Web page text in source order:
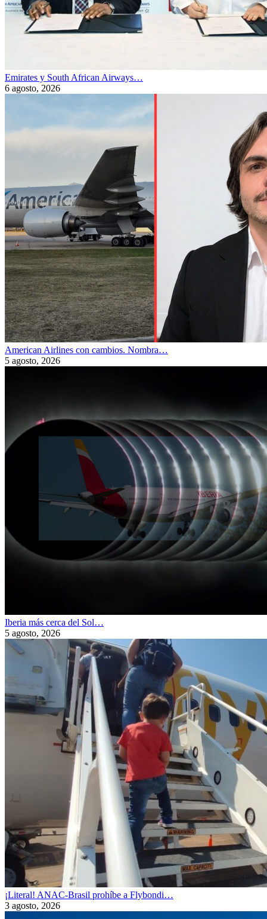
Emirates y South African Airways…
6 agosto, 2026
American Airlines con cambios. Nombra…
5 agosto, 2026
Iberia más cerca del Sol…
5 agosto, 2026
¡Literal! ANAC-Brasil prohíbe a Flybondi…
3 agosto, 2026